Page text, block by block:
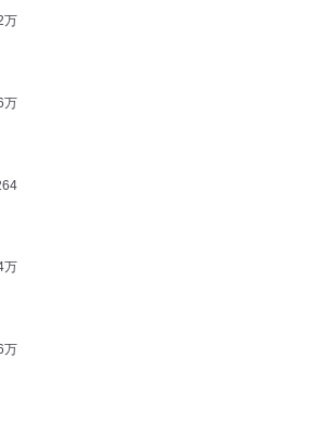
万
万
万
万